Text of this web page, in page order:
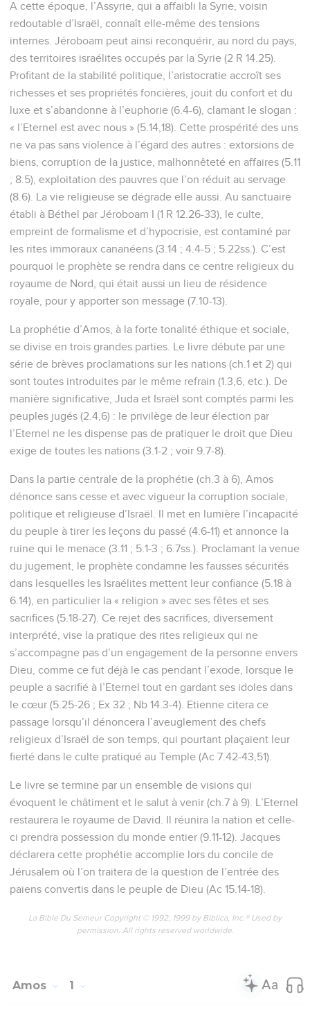
A cette époque, l’Assyrie, qui a affaibli la Syrie, voisin
redoutable d’Israël, connaît elle-même des tensions
internes. Jéroboam peut ainsi reconquérir, au nord du pays,
des territoires israélites occupés par la Syrie (2 R 14.25).
Profitant de la stabilité politique, l’aristocratie accroît ses
richesses et ses propriétés foncières, jouit du confort et du
luxe et s’abandonne à l’euphorie (6.4-6), clamant le slogan :
« l’Eternel est avec nous » (5.14,18). Cette prospérité des uns
ne va pas sans violence à l’égard des autres : extorsions de
biens, corruption de la justice, malhonnêteté en affaires (5.11
; 8.5), exploitation des pauvres que l’on réduit au servage
(8.6). La vie religieuse se dégrade elle aussi. Au sanctuaire
établi à Béthel par Jéroboam I (1 R 12.26-33), le culte,
empreint de formalisme et d’hypocrisie, est contaminé par
les rites immoraux cananéens (3.14 ; 4.4-5 ; 5.22ss.). C’est
pourquoi le prophète se rendra dans ce centre religieux du
royaume de Nord, qui était aussi un lieu de résidence
royale, pour y apporter son message (7.10-13).
La prophétie d’Amos, à la forte tonalité éthique et sociale,
se divise en trois grandes parties. Le livre débute par une
série de brèves proclamations sur les nations (ch.1 et 2) qui
sont toutes introduites par le même refrain (1.3,6, etc.). De
manière significative, Juda et Israël sont comptés parmi les
peuples jugés (2.4,6) : le privilège de leur élection par
l’Eternel ne les dispense pas de pratiquer le droit que Dieu
exige de toutes les nations (3.1-2 ; voir 9.7-8).
Dans la partie centrale de la prophétie (ch.3 à 6), Amos
dénonce sans cesse et avec vigueur la corruption sociale,
politique et religieuse d’Israël. Il met en lumière l’incapacité
du peuple à tirer les leçons du passé (4.6-11) et annonce la
ruine qui le menace (3.11 ; 5.1-3 ; 6.7ss.). Proclamant la venue
du jugement, le prophète condamne les fausses sécurités
dans lesquelles les Israélites mettent leur confiance (5.18 à
6.14), en particulier la « religion » avec ses fêtes et ses
sacrifices (5.18-27). Ce rejet des sacrifices, diversement
interprété, vise la pratique des rites religieux qui ne
s’accompagne pas d’un engagement de la personne envers
Dieu, comme ce fut déjà le cas pendant l’exode, lorsque le
peuple a sacrifié à l’Eternel tout en gardant ses idoles dans
le cœur (5.25-26 ; Ex 32 ; Nb 14.3-4). Etienne citera ce
passage lorsqu’il dénoncera l’aveuglement des chefs
religieux d’Israël de son temps, qui pourtant plaçaient leur
fierté dans le culte pratiqué au Temple (Ac 7.42-43,51).
Le livre se termine par un ensemble de visions qui
évoquent le châtiment et le salut à venir (ch.7 à 9). L’Eternel
restaurera le royaume de David. Il réunira la nation et celle-
ci prendra possession du monde entier (9.11-12). Jacques
déclarera cette prophétie accomplie lors du concile de
Jérusalem où l’on traitera de la question de l’entrée des
païens convertis dans le peuple de Dieu (Ac 15.14-18).
La Bible Du Semeur Copyright © 1992, 1999 by Biblica, Inc.® Used by
permission. All rights reserved worldwide.
Amos 1